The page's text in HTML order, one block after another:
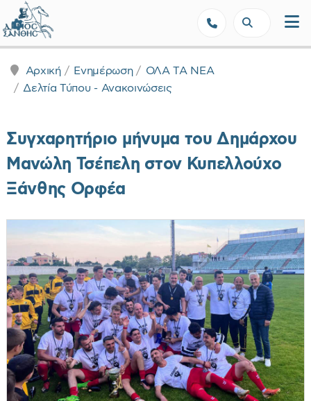
Αρχική Ενημέρωση
ΟΛΑ ΤΑ ΝΕΑ
Δελτία Τύπου - Ανακοινώσεις
Συγχαρητήριο μήνυμα του Δημάρχου
Μανώλη Τσέπελη στον Κυπελλούχο
Ξάνθης Ορφέα